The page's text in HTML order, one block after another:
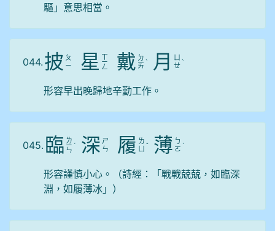
驅」意思相當。
044. 披 ㄆ
ㄧ
星 ㄒ
ㄧ
ㄥ 戴 ㄉ
ㄞ ˋ 月
ㄝˋ
形容早出晚歸地辛勤工作。
045. 臨 ㄌ
ㄧ
ㄣ
ˊ 深 ㄕ
ㄣ
履 ㄌ
ˇ 薄 ㄅ
ㄛ ˊ
形容謹慎小心。（詩經：「戰戰兢兢，如臨深
淵，如履薄冰」）